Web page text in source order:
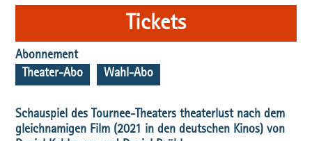
Tickets
Abonnement
Theater-Abo
Wahl-Abo
Schauspiel des Tournee-Theaters theaterlust nach dem
gleichnamigen Film (2021 in den deutschen Kinos) von